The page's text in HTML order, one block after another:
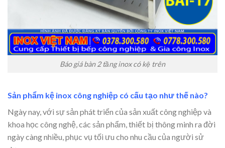
Báo giá bàn 2 tầng inox có kệ trên
Sản phẩm kệ inox công nghiệp có cấu tạo như thế nào?
Ngày nay, với sự sản phát triển của sản xuất công nghiệp và
khoa học công nghệ, các sản phẩm, thiết bị thông minh ra đời
ngày càng nhiều, phục vụ tối ưu cho nhu cầu của người sử